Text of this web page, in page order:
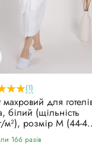
(1)
махровий для
білий (щільність
м²), розмір М (44-
166 разiв